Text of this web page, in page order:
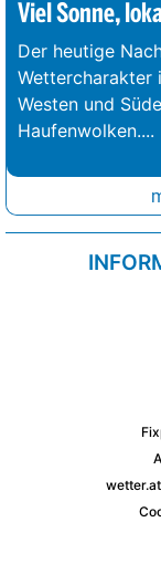
Viel Sonne,
Der heutige
Wettercharakter
Westen und
Haufenwolken....